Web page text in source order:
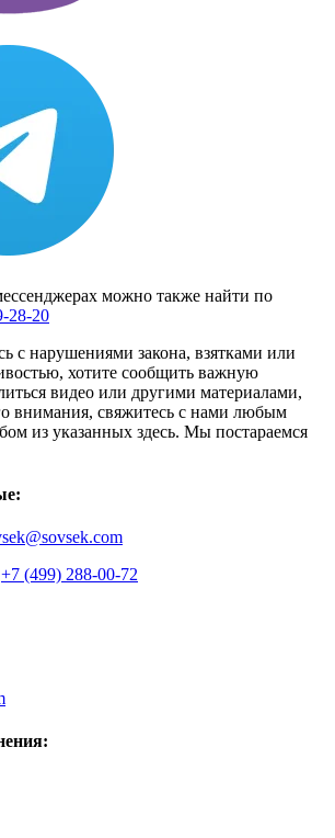
можно также найти по
28-20
с нарушениями закона, взятками или
хотите сообщить важную
видео или другими материалами,
внимания, свяжитесь с нами любым
из указанных здесь. Мы постараемся
+7 (499) 288-00-72